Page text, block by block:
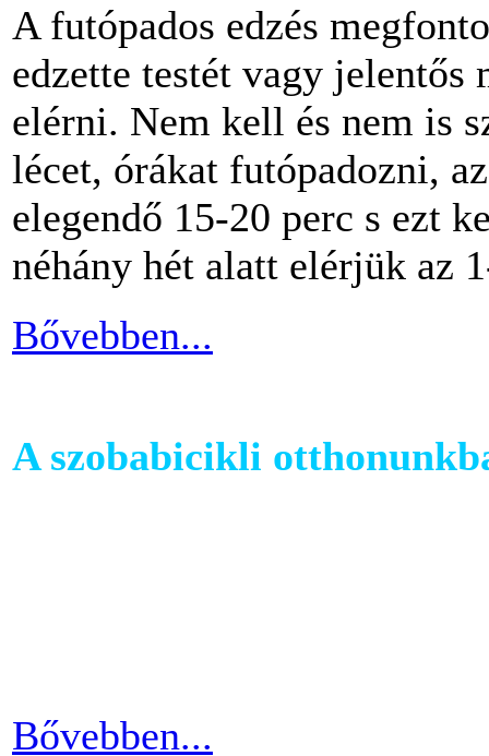
A futópados edzés
edzette testét vagy jelentős
elérni. Nem kell és nem is
lécet, órákat futópadozni,
elegendő 15-20 perc s ezt
néhány hét alatt elérjük az
Bővebben...
A szobabicikli
Bővebben...